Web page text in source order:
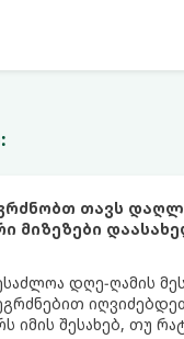
თავს
მიზეზები
დღე-ღამის
იმის შესახებ, თუ